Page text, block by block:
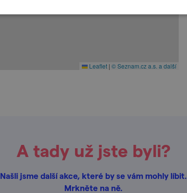
Leaflet | © Seznam.cz a.s. a další
A tady už jste byli?
Našli jsme další akce, které by se vám mohly líbit.
Mrkněte na ně.